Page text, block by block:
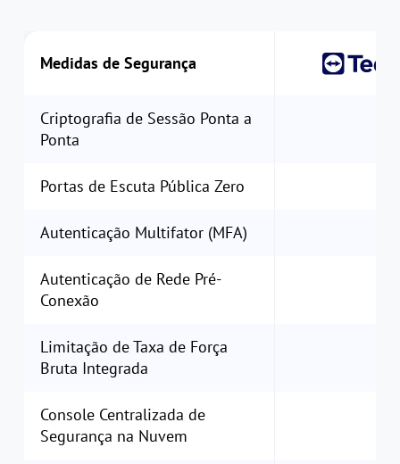
Medidas de Segurança
Criptografia de Sessão Ponta a
Ponta
Portas de Escuta Pública Zero
Autenticação Multifator (MFA)
Autenticação de Rede Pré-
Conexão
Limitação de Taxa de Força
Bruta Integrada
Console Centralizada de
Segurança na Nuvem